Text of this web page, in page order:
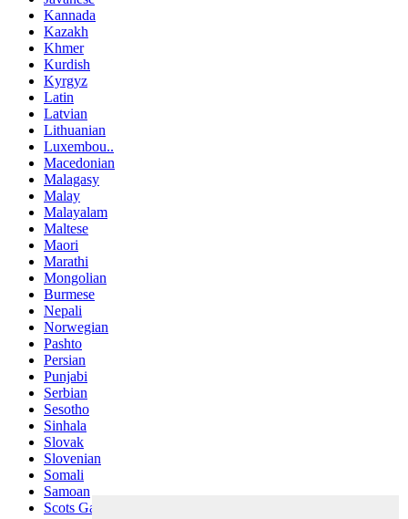
Kannada
Kazakh
Khmer
Kurdish
Kyrgyz
Latin
Latvian
Lithuanian
Luxembou..
Macedonian
Malagasy
Malay
Malayalam
Maltese
Maori
Marathi
Mongolian
Burmese
Nepali
Norwegian
Pashto
Persian
Punjabi
Serbian
Sesotho
Sinhala
Slovak
Slovenian
Somali
Samoan
Scots Gaelic